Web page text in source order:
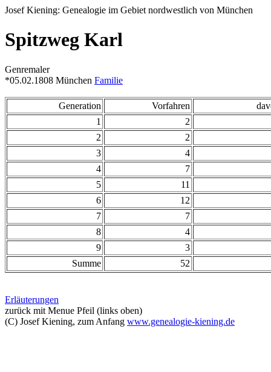
Josef Kiening: Genealogie im Gebiet nordwestlich von München
Spitzweg Karl
Genremaler
*05.02.1808 München Familie
Generation Vorfahren
1
2
2
2
3
4
4
7
5
11
6
12
7
7
8
4
9
3
Summe
52
Erläuterungen
zurück mit Menue Pfeil (links oben)
(C) Josef Kiening, zum Anfang www.genealogie-kiening.de